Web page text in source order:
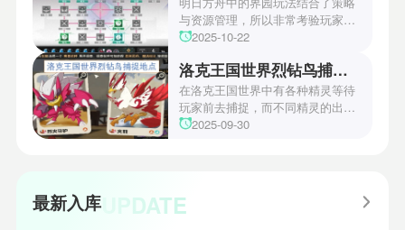
家们快来一起看看吧！
与资源管理，所以非常考验玩家的
操作和规划能力。游戏里拥有先
丰富多样的角色体系足以满足不同
战术需求。电表倒转是界园中的核
心挑战之一，玩家需合理利用通宝
和特殊钱币进行资源转换。明日方
乐趣和探索深度，丰富了玩家的游
2025-10-22
洛克王国世界烈钻鸟捕捉地点
在洛克王国世界中有各种精灵等待
玩家前去捕捉，而不同精灵的出现
地点和捕捉方式也各不相同。有少
2025-09-30
最新入库UPDATE